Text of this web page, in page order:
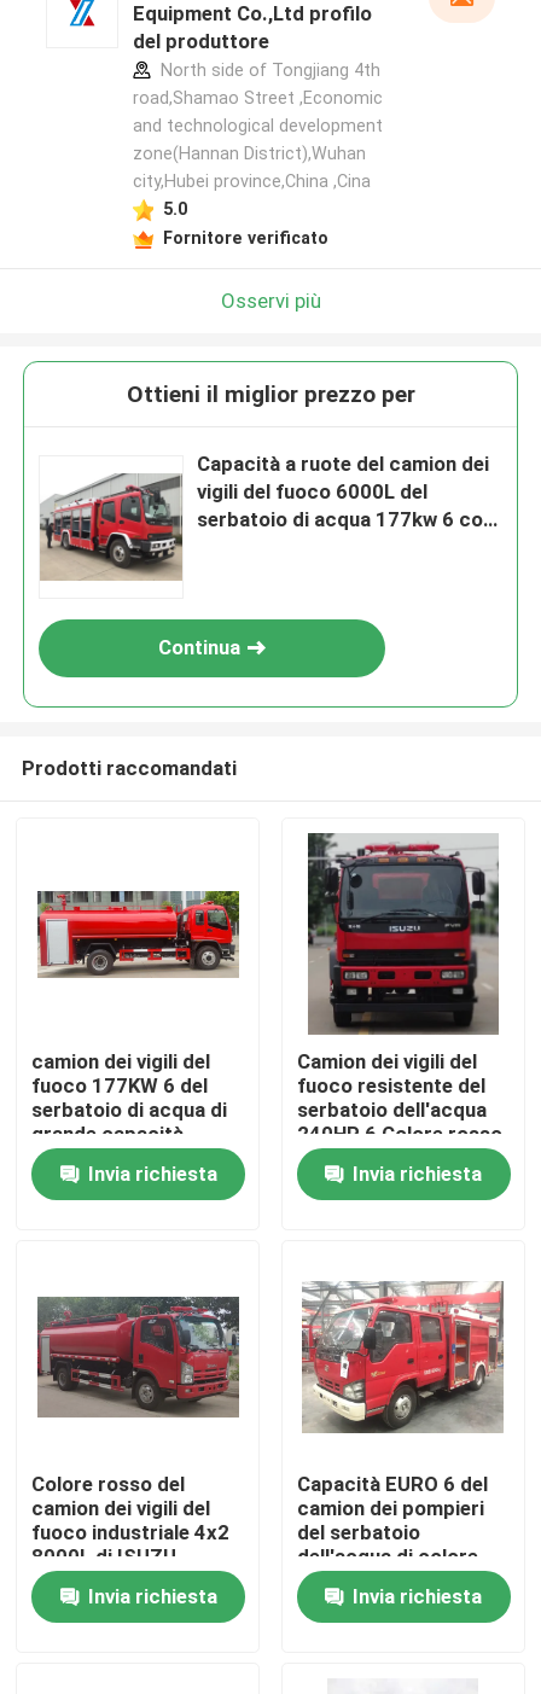
Prodotti
Circa noi
Controllo di qualità
Contattici
Camion dei vigili del fuoco di salvataggio di
Camion dei pompieri in schiuma
Equipment Co.,Ltd profilo
del produttore
North side of Tongjiang 4th
road,Shamao Street ,Economic
and technological development
zone(Hannan District),Wuhan
city,Hubei province,China ,Cina
5.0
Fornitore verificato
Osservi più
Ottieni il miglior prezzo per
Capacità a ruote del camion dei
vigili del fuoco 6000L del
serbatoio di acqua 177kw 6 con
Continua
Prodotti raccomandati
camion dei vigili del
fuoco 177KW 6 del
serbatoio di acqua di
grande capacità
10800L a ruote per
lotta antincendio
Invia richiesta
Camion dei vigili del
fuoco resistente del
serbatoio dell'acqua
240HP 6 Colore rosso
a ruote 10T
Invia richiesta
Colore rosso del
camion dei vigili del
fuoco industriale 4x2
8000L di ISUZU
190HP multifunzionale
Invia richiesta
Capacità EURO 6 del
camion dei pompieri
del serbatoio
dell'acqua di colore
rosso di Isuzu 2000kg
Invia richiesta